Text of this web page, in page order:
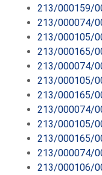
213/000159/
213/000074/
213/000105/
213/000165/
213/000074/
213/000105/
213/000165/
213/000074/
213/000105/
213/000165/
213/000074/
213/000106/